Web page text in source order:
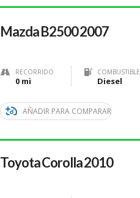
Mazda B2500 2007
RECORRIDO
0 mi
COMBUSTIBLE
Diesel
AÑADIR PARA COMPARAR
Toyota Corolla 2010